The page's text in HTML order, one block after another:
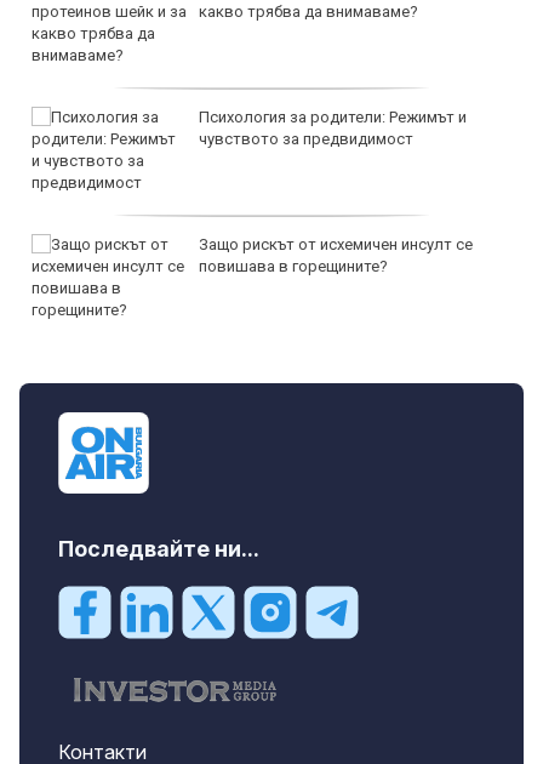
какво трябва да внимаваме?
Психология за родители: Режимът и
чувството за предвидимост
Защо рискът от исхемичен инсулт се
повишава в горещините?
Последвайте ни...
Контакти